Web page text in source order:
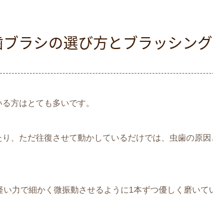
ラシの選び方とブラッシン
方はとても多いです。
、ただ往復させて動かしているだけでは、虫歯の原
力で細かく微振動させるように1本ずつ優しく磨いて